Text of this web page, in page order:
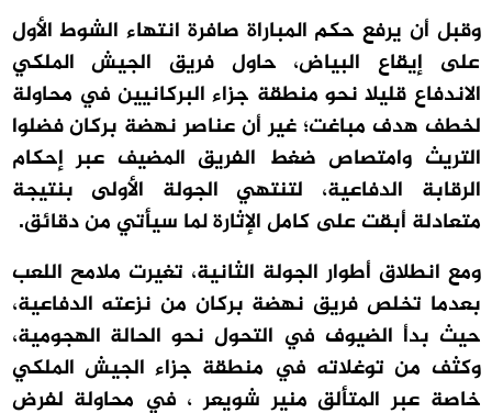
وقبل أن يرفع حكم المباراة صافرة انتهاء الشوط الأول
على إيقاع البياض، حاول فريق الجيش الملكي
الاندفاع قليلا نحو منطقة جزاء البركانيين في محاولة
لخطف هدف مباغت؛ غير أن عناصر نهضة بركان فضلوا
التريث وامتصاص ضغط الفريق المضيف عبر إحكام
الرقابة الدفاعية، لتنتهي الجولة الأولى بنتيجة
متعادلة أبقت على كامل الإثارة لما سيأتي من دقائق.
ومع انطلاق أطوار الجولة الثانية، تغيرت ملامح اللعب
بعدما تخلص فريق نهضة بركان من نزعته الدفاعية،
حيث بدأ الضيوف في التحول نحو الحالة الهجومية،
وكثف من توغلاته في منطقة جزاء الجيش الملكي
خاصة عبر المتألق منير شويعر ، في محاولة لفرض